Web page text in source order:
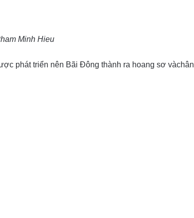
Minh Hieu
phát triển nên Bãi Đông thành ra hoang sơ vàchân